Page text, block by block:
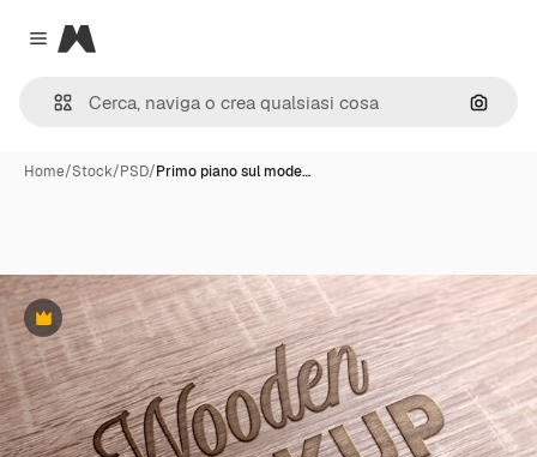
Close menu
Magnific
Cerca
Home/Stock/PSD/Primo piano sul mode…
Premium